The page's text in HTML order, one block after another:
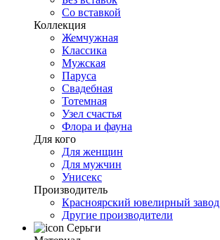
Со вставкой
Коллекция
Жемчужная
Классика
Мужская
Паруса
Свадебная
Тотемная
Узел счастья
Флора и фауна
Для кого
Для женщин
Для мужчин
Унисекс
Производитель
Красноярский ювелирный завод
Другие производители
Серьги